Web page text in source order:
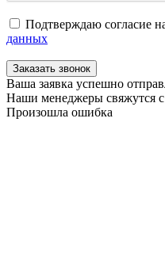
Подтверждаю согласие
данных
Заказать звонок
Ваша заявка успешно
Наши менеджеры свяжутся
Произошла ошибка